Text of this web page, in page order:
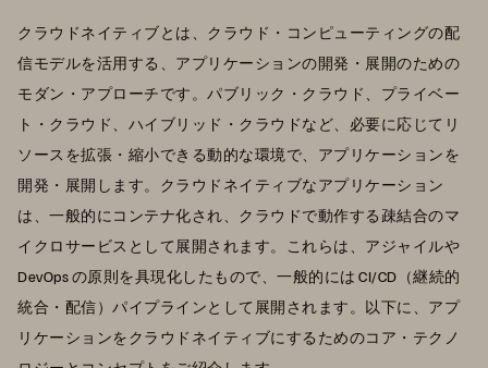
クラウドネイティブとは、クラウド・コンピューティングの配
信モデルを活用する、アプリケーションの開発・展開のための
モダン・アプローチです。パブリック・クラウド、プライベー
ト・クラウド、ハイブリッド・クラウドなど、必要に応じてリ
ソースを拡張・縮小できる動的な環境で、アプリケーションを
開発・展開します。クラウドネイティブなアプリケーション
は、一般的にコンテナ化され、クラウドで動作する疎結合のマ
イクロサービスとして展開されます。これらは、アジャイルや
DevOps の原則を具現化したもので、一般的には CI/CD（継続的
統合・配信）パイプラインとして展開されます。以下に、アプ
リケーションをクラウドネイティブにするためのコア・テクノ